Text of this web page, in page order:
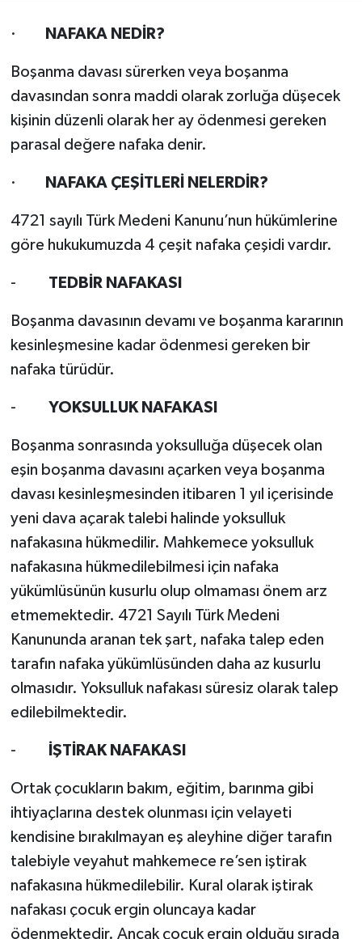
· NAFAKA NEDİR?
Boşanma davası sürerken veya boşanma
davasından sonra maddi olarak zorluğa düşecek
kişinin düzenli olarak her ay ödenmesi gereken
parasal değere nafaka denir.
· NAFAKA ÇEŞİTLERİ NELERDİR?
4721 sayılı Türk Medeni Kanunu’nun hükümlerine
göre hukukumuzda 4 çeşit nafaka çeşidi vardır.
- TEDBİR NAFAKASI
Boşanma davasının devamı ve boşanma kararının
kesinleşmesine kadar ödenmesi gereken bir
nafaka türüdür.
- YOKSULLUK NAFAKASI
Boşanma sonrasında yoksulluğa düşecek olan
eşin boşanma davasını açarken veya boşanma
davası kesinleşmesinden itibaren 1 yıl içerisinde
yeni dava açarak talebi halinde yoksulluk
nafakasına hükmedilir. Mahkemece yoksulluk
nafakasına hükmedilebilmesi için nafaka
yükümlüsünün kusurlu olup olmaması önem arz
etmemektedir. 4721 Sayılı Türk Medeni
Kanununda aranan tek şart, nafaka talep eden
tarafın nafaka yükümlüsünden daha az kusurlu
olmasıdır. Yoksulluk nafakası süresiz olarak talep
edilebilmektedir.
- İŞTİRAK NAFAKASI
Ortak çocukların bakım, eğitim, barınma gibi
ihtiyaçlarına destek olunması için velayeti
kendisine bırakılmayan eş aleyhine diğer tarafın
talebiyle veyahut mahkemece re’sen iştirak
nafakasına hükmedilebilir. Kural olarak iştirak
nafakası çocuk ergin oluncaya kadar
ödenmektedir. Ancak çocuk ergin olduğu sırada